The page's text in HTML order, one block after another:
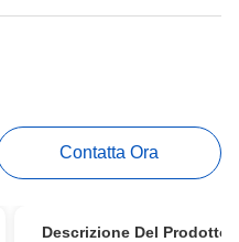
Contatta Ora
Descrizione Del Prodotto